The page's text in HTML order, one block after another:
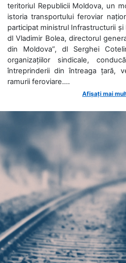
teritoriul Republicii Moldova, un
istoria transportului feroviar
participat ministrul Infrastructurii și
dl Vladimir Bolea, directorul
din Moldova”, dl Serghei
organizațiilor sindicale,
întreprinderii din întreaga țară,
ramurii feroviare....
Afișați mai